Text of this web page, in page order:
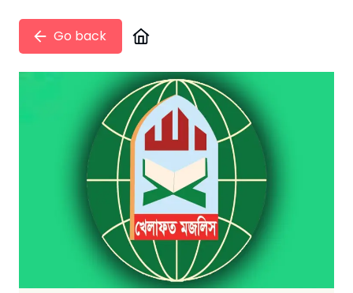
Go back